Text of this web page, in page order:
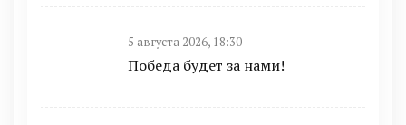
5 августа 2026, 18:30
Победа будет за нами!